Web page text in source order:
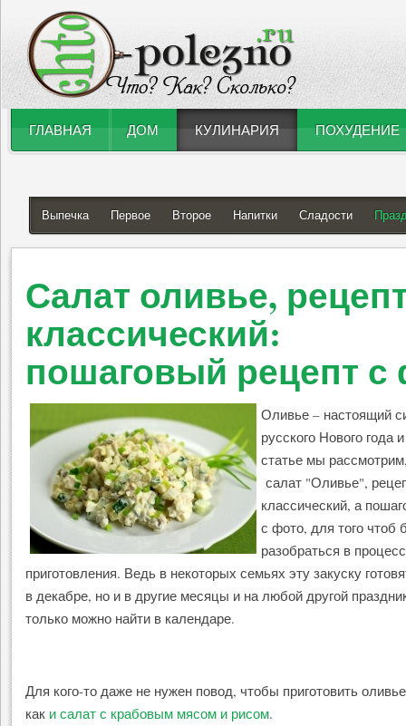
ГЛАВНАЯ ДОМ КУЛИНАРИЯ ПОХУДЕНИЕ
Выпечка Первое Второе Напитки Сладости
Салат оливье,
классический:
пошаговый рецепт с
Оливье – настоящий
русского Нового года
статье мы
салат "Оливье",
классический, а
с фото, для того чтоб
разобраться в
приготовления. Ведь в некоторых семьях эту закуску
в декабре, но и в другие месяцы и на любой другой
только можно найти в календаре.
Для кого-то даже не нужен повод, чтобы приготовить
как и салат с крабовым мясом и рисом.